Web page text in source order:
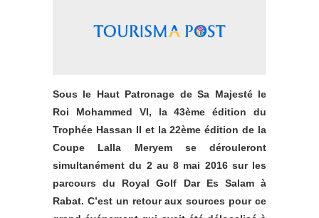
Sous le Haut Patronage de Sa Majesté le
Roi Mohammed VI, la 43ème édition du
Trophée Hassan II et la 22ème édition de la
Coupe Lalla Meryem se dérouleront
simultanément du 2 au 8 mai 2016 sur les
parcours du Royal Golf Dar Es Salam à
Rabat. C’est un retour aux sources pour ce